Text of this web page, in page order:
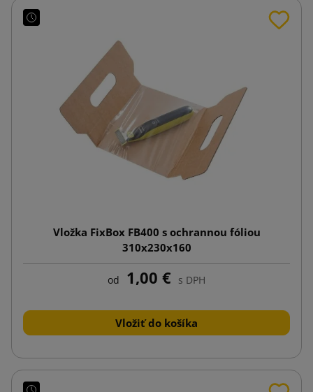
Vložka FixBox FB400 s ochrannou fóliou
310x230x160
od 1,00 € s DPH
Vložiť do košíka